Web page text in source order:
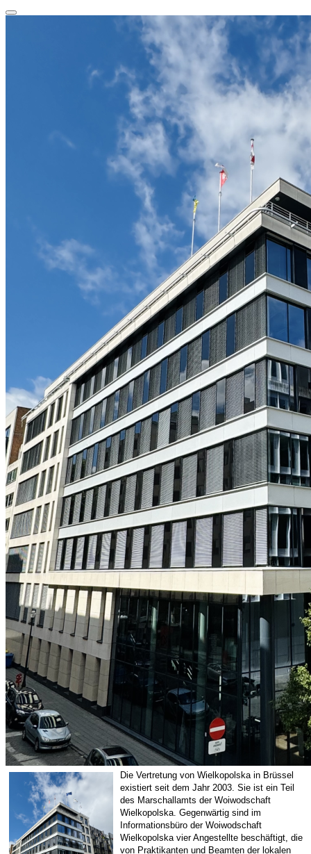
Die Vertretung von Wielkopolska in Brüssel
existiert seit dem Jahr 2003. Sie ist ein Teil
des Marschallamts der Woiwodschaft
Wielkopolska. Gegenwärtig sind im
Informationsbüro der Woiwodschaft
Wielkopolska vier Angestellte beschäftigt, die
von Praktikanten und Beamten der lokalen